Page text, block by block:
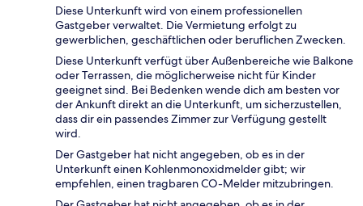
Diese Unterkunft wird von einem professionellen
Gastgeber verwaltet. Die Vermietung erfolgt zu
gewerblichen, geschäftlichen oder beruflichen Zwecken.
Diese Unterkunft verfügt über Außenbereiche wie Balkone
oder Terrassen, die möglicherweise nicht für Kinder
geeignet sind. Bei Bedenken wende dich am besten vor
der Ankunft direkt an die Unterkunft, um sicherzustellen,
dass dir ein passendes Zimmer zur Verfügung gestellt
wird.
Der Gastgeber hat nicht angegeben, ob es in der
Unterkunft einen Kohlenmonoxidmelder gibt; wir
empfehlen, einen tragbaren CO-Melder mitzubringen.